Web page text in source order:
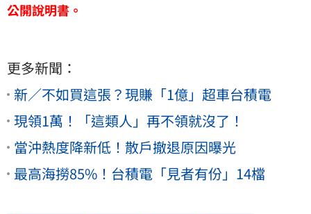
公開說明書。
更多新聞：
新／不如買這張？現賺「1億」超車台積電
現領1萬！「這類人」再不領就沒了！
當沖熱度降新低！散戶撤退原因曝光
最高海撈85%！台積電「見者有份」14檔